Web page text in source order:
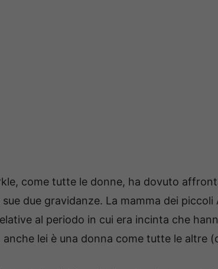
come tutte le donne, ha dovuto
due gravidanze. La mamma dei
al periodo in cui era incinta che
lei è una donna come tutte le altre